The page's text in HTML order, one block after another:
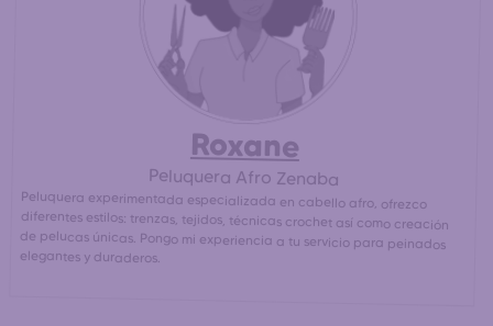
Roxane
Peluquera Afro Zenaba
Peluquera experimentada especializada en cabello afro, ofrezco
diferentes estilos: trenzas, tejidos, técnicas crochet así como creación
de pelucas únicas. Pongo mi experiencia a tu servicio para peinados
elegantes y duraderos.